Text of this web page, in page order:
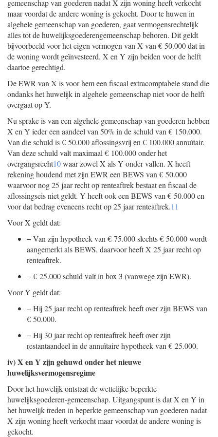
gemeenschap van goederen nadat X zijn woning heeft verkocht
maar voordat de andere woning is gekocht. Door te huwen in
algehele gemeenschap van goederen, gaat vermogensrechtelijk
alles tot de huwelijksgoederengemeenschap behoren. Dit geldt
bijvoorbeeld voor het eigen vermogen van X van € 50.000 dat in
de woning wordt geïnvesteerd. X en Y zijn beiden voor de helft
daartoe gerechtigd.
De EWR van X is voor hem een fiscaal extracomptabele stand die
ondanks het huwelijk in algehele gemeenschap niet voor de helft
overgaat op Y.
Nu sprake is van een algehele gemeenschap van goederen hebben
X en Y ieder een aandeel van 50% in de schuld van € 150.000.
Van die schuld is € 50.000 aflossingsvrij en € 100.000 annuïtair.
Van deze schuld valt maximaal € 100.000 onder het
overgangsrecht10waar zowel X als Y onder vallen. X heeft
rekening houdend met zijn EWR een BEWS van € 50.000
waarvoor nog 25 jaar recht op renteaftrek bestaat en fiscaal de
aflossingseis niet geldt. Y heeft ook een BEWS van € 50.000 en
voor dat bedrag eveneens recht op 25 jaar renteaftrek.11
Voor X geldt dat:
−Van zijn hypotheek van € 75.000 slechts € 50.000 wordt
aangemerkt als BEWS, daarvoor heeft X 25 jaar recht op
renteaftrek.
−€ 25.000 schuld valt in box 3 (vanwege zijn EWR).
Voor Y geldt dat:
−Hij 25 jaar recht op renteaftrek heeft over zijn BEWS van
€ 50.000.
−Hij 30 jaar recht op renteaftrek heeft over zijn
restantaandeel in de annuïtaire hypotheek van € 25.000.
iv) X en Y zijn gehuwd onder het nieuwe
huwelijksvermogensregime
Door het huwelijk ontstaat de wettelijke beperkte
huwelijksgoederen-gemeenschap. Uitgangspunt is dat X en Y in
het huwelijk treden in beperkte gemeenschap van goederen nadat
X zijn woning heeft verkocht maar voordat de andere woning is
gekocht.